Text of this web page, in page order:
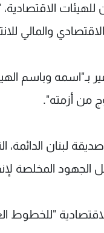
للهيئات
والمالي
بـ"اسمه وباسم
من أزمته".
لبنان
الجهود المخلصة
"للخطوط